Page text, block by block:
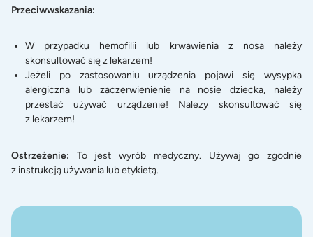
Przeciwwskazania:
W przypadku hemofilii lub krwawienia z nosa należy
skonsultować się z lekarzem!
Jeżeli po zastosowaniu urządzenia pojawi się wysypka
alergiczna lub zaczerwienienie na nosie dziecka, należy
przestać używać urządzenie! Należy skonsultować się
z lekarzem!
Ostrzeżenie: To jest wyrób medyczny. Używaj go zgodnie
z instrukcją używania lub etykietą.